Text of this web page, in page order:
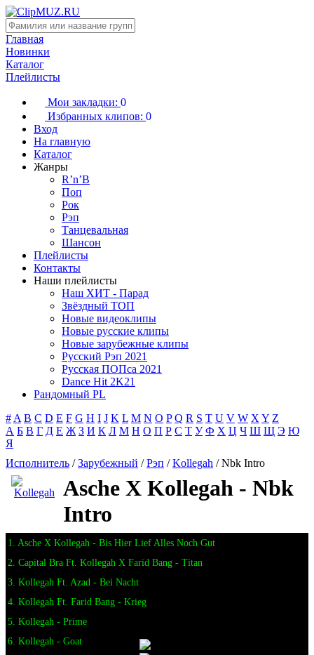
Главная
Новинки
Каталог
Плейлисты
Мои закладки: 0
Избранных клипов: 0
Вход
На главную
Каталог
Жанры
R’n’B
Поп
Рок
Рэп
Танцевальная
Шансон
Плейлисты
Контакты
Наши плейлисты
Наш ХИТ - Парад
Звёздный ТОП
Новые видеоклипы
Новые русские клипы
Новые зарубежные клипы
Русский Рэп 2021
Русская ПОПса 2021
Dance Hit 2K21
Рандомный PL
# A B C D E F G H I J K L M N O P Q R S T U V W X Y Z
А Б В Г Д Е Ж З И К Л М Н О П Р С Т У Ф Х Ц Ч Ш Щ Э Ю
Я
Исполнитель /Зарубежный /Рэп /Kollegah / Nbk Intro
Asche X Kollegah - Nbk
Intro
1. Asche X Kollegah - Bis Hier Lief Alles Noch Gut
2. Capital Bra Ft. Kollegah X Farid Bang - Titan
3. Kollegah Ft. Azad - Bei Nacht
4. Kollegah Ft. Farid Bang - Krieg
5. Kollegah - Prime
6. Kollegah - Goat